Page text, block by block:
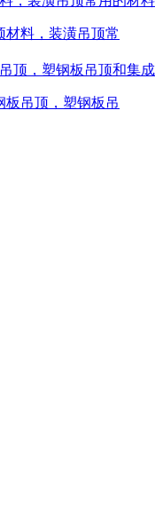
材料，装潢吊顶常
板吊顶，塑钢板吊